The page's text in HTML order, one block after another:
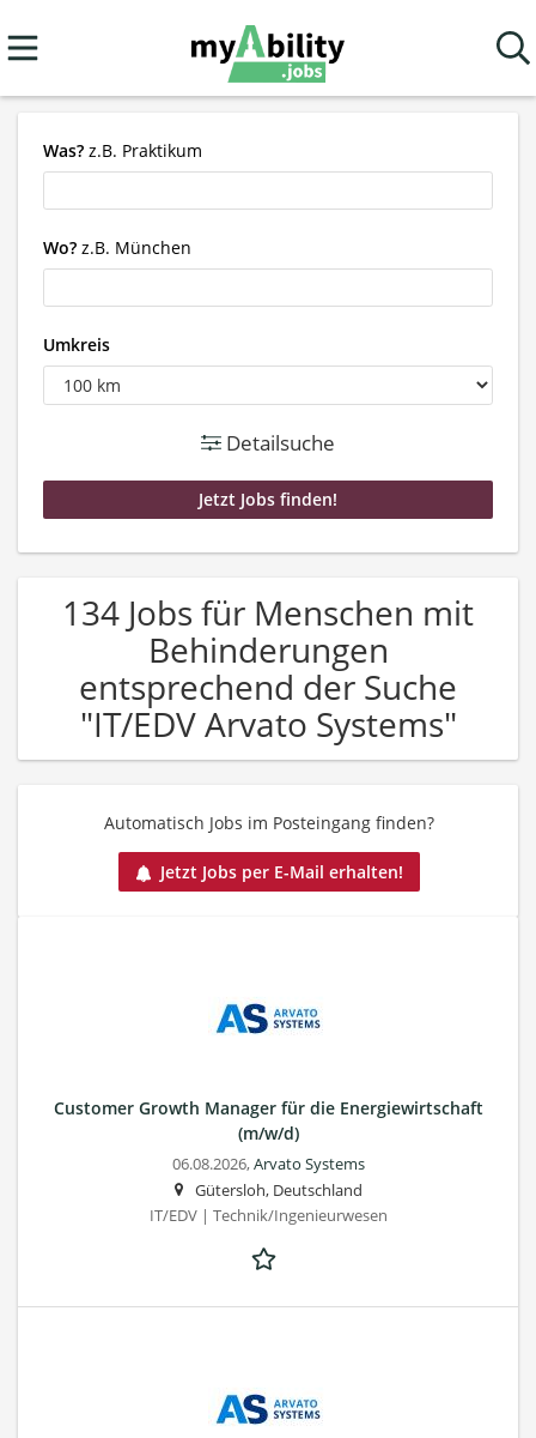
Was? z.B. Praktikum
Wo? z.B. München
Umkreis
Detailsuche
134 Jobs für Menschen mit
Behinderungen
entsprechend der Suche
"IT/EDV Arvato Systems"
Automatisch Jobs im Posteingang finden?
Jetzt Jobs per E-Mail erhalten!
Customer Growth Manager für die Energiewirtschaft
(m/w/d)
06.08.2026,Arvato Systems
Gütersloh, Deutschland
IT/EDV | Technik/Ingenieurwesen